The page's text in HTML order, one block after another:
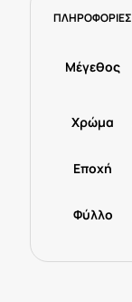
ποσότητα
ΠΛΗΡΟΦΟΡΙΕΣ
Μέγεθος
Χρώμα
Εποχή
Φύλλο